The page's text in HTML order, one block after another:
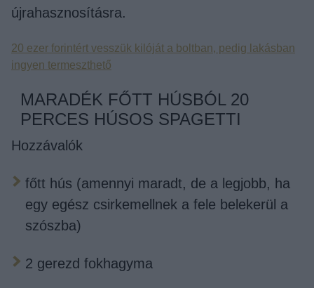
újrahasznosításra.
20 ezer forintért vesszük kilóját a boltban, pedig lakásban
ingyen termeszthető
MARADÉK FŐTT HÚSBÓL 20
PERCES HÚSOS SPAGETTI
Hozzávalók
főtt hús (amennyi maradt, de a legjobb, ha
egy egész csirkemellnek a fele belekerül a
szószba)
2 gerezd fokhagyma